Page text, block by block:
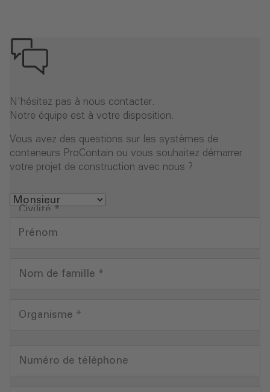
N'hésitez pas à nous contacter.
Notre équipe est à votre disposition.
Vous avez des questions sur les systèmes de
conteneurs ProContain ou vous souhaitez démarrer
votre projet de construction avec nous ?
Civilité*
Prénom
Nom de famille *
Organisme *
Numéro de téléphone